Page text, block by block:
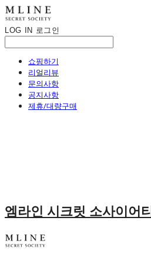
LOG IN 로그인
쇼핑하기
리얼리뷰
문의사항
공지사항
제휴/대량구매
엠라인 시크릿 소사이어티